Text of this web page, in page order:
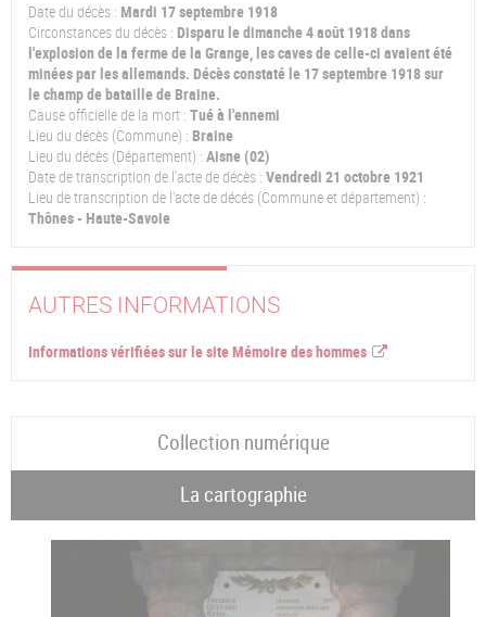
Date du décès : Mardi 17 septembre 1918
Circonstances du décès : Disparu le dimanche 4 août 1918 dans
l'explosion de la ferme de la Grange, les caves de celle-ci avaient été
minées par les allemands. Décès constaté le 17 septembre 1918 sur
le champ de bataille de Braine.
Cause officielle de la mort : Tué à l'ennemi
Lieu du décès (Commune) : Braine
Lieu du décès (Département) : Aisne (02)
Date de transcription de l'acte de décès : Vendredi 21 octobre 1921
Lieu de transcription de l'acte de décés (Commune et département) :
Thônes - Haute-Savoie
AUTRES INFORMATIONS
Informations vérifiées sur le site Mémoire des hommes
Collection numérique
La cartographie